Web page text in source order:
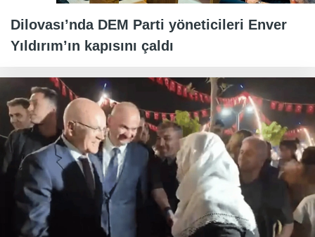
Dilovası’nda DEM Parti yöneticileri Enver
Yıldırım’ın kapısını çaldı